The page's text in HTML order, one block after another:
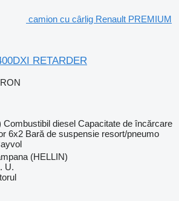
camion cu cârlig Renault PREMIUM
RETARDER
Combustibil diesel Capacitate de încărcare
6x2 Bară de suspensie resort/pneumo
(HELLIN)
U.